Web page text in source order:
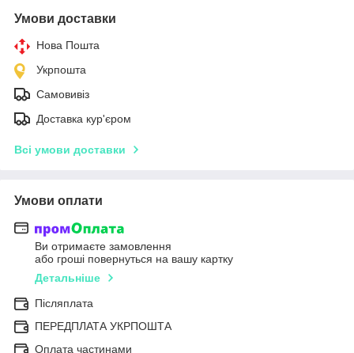
Умови доставки
Нова Пошта
Укрпошта
Самовивіз
Доставка кур'єром
Всі умови доставки
Умови оплати
Ви отримаєте замовлення
або гроші повернуться на вашу картку
Детальніше
Післяплата
ПЕРЕДПЛАТА УКРПОШТА
Оплата частинами